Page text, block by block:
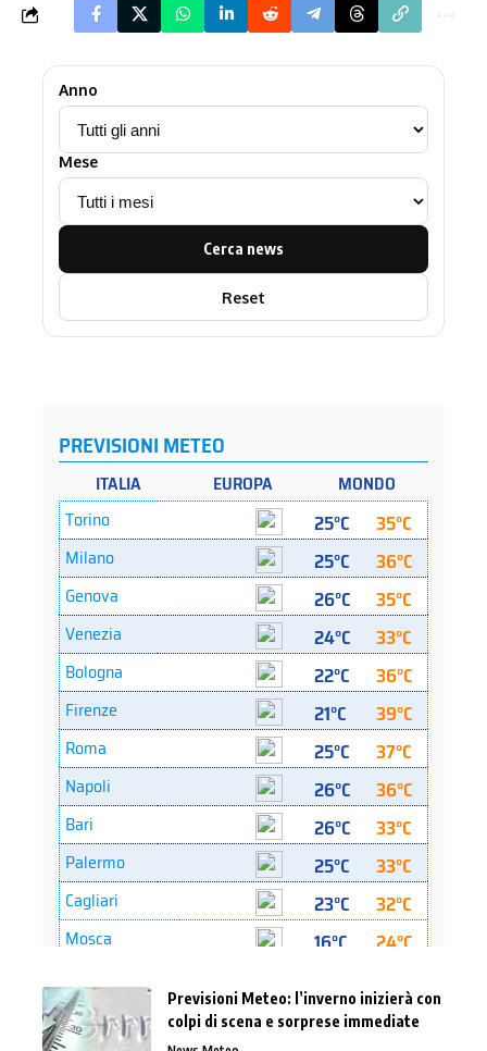
Anno
Mese
Cerca news
Reset
Previsioni Meteo: l’inverno inizierà con
colpi di scena e sorprese immediate